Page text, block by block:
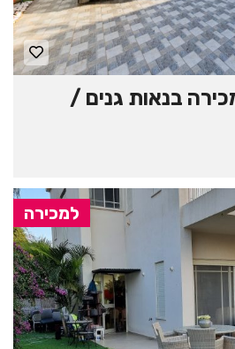
בנאות גנים /
למכירה